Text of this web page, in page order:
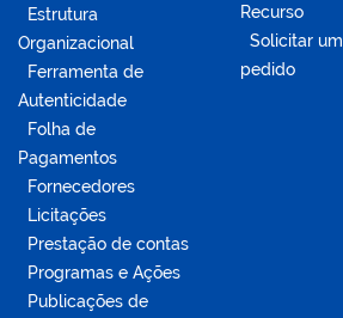
Estrutura
Organizacional
Ferramenta de
Autenticidade
Folha de
Pagamentos
Fornecedores
Licitações
Prestação de contas
Programas e Ações
Publicações de
Recurso
Solicitar um
pedido